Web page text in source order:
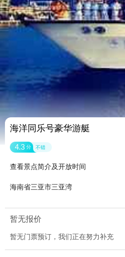
海洋同乐号豪华游艇
4.3 分 不错
查看景点简介及开放时间
海南省三亚市三亚湾
暂无报价
暂无门票预订，我们正在努力补充